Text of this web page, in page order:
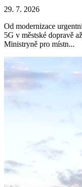
29. 7. 2026
Od modernizace
5G v městské dopravě
Ministryně pro místn...